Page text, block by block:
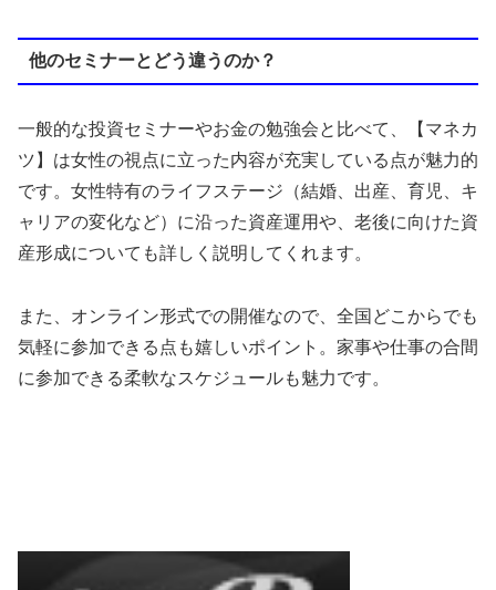
他のセミナーとどう違うのか？
一般的な投資セミナーやお金の勉強会と比べて、【マネカ
ツ】は女性の視点に立った内容が充実している点が魅力的
です。女性特有のライフステージ（結婚、出産、育児、キ
ャリアの変化など）に沿った資産運用や、老後に向けた資
産形成についても詳しく説明してくれます。
また、オンライン形式での開催なので、全国どこからでも
気軽に参加できる点も嬉しいポイント。家事や仕事の合間
に参加できる柔軟なスケジュールも魅力です。